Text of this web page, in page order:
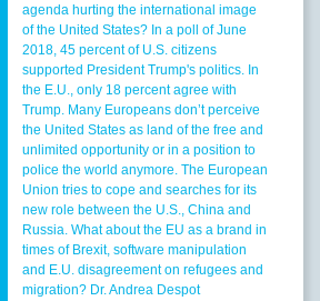
agenda hurting the international image
of the United States? In a poll of June
2018, 45 percent of U.S. citizens
supported President Trump's politics. In
the E.U., only 18 percent agree with
Trump. Many Europeans don’t perceive
the United States as land of the free and
unlimited opportunity or in a position to
police the world anymore. The European
Union tries to cope and searches for its
new role between the U.S., China and
Russia. What about the EU as a brand in
times of Brexit, software manipulation
and E.U. disagreement on refugees and
migration? Dr. Andrea Despot